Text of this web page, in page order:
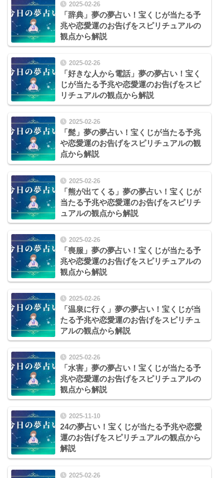
2025-02-26
「辞典」夢の夢占い！宝くじが当たる予
兆や恋愛運のお告げをスピリチュアルの
観点から解説
2025-02-26
「好きな人から電話」夢の夢占い！宝く
じが当たる予兆や恋愛運のお告げをスピ
リチュアルの観点から解説
2025-02-26
「髭」夢の夢占い！宝くじが当たる予兆
や恋愛運のお告げをスピリチュアルの観
点から解説
2025-02-26
「熊が出てくる」夢の夢占い！宝くじが
当たる予兆や恋愛運のお告げをスピリチ
ュアルの観点から解説
2025-02-26
「喪服」夢の夢占い！宝くじが当たる予
兆や恋愛運のお告げをスピリチュアルの
観点から解説
2025-02-26
「温泉に行く」夢の夢占い！宝くじが当
たる予兆や恋愛運のお告げをスピリチュ
アルの観点から解説
2025-02-26
「水害」夢の夢占い！宝くじが当たる予
兆や恋愛運のお告げをスピリチュアルの
観点から解説
2025-11-10
24の夢占い！宝くじが当たる予兆や恋愛
運のお告げをスピリチュアルの観点から
解説
2025-02-26